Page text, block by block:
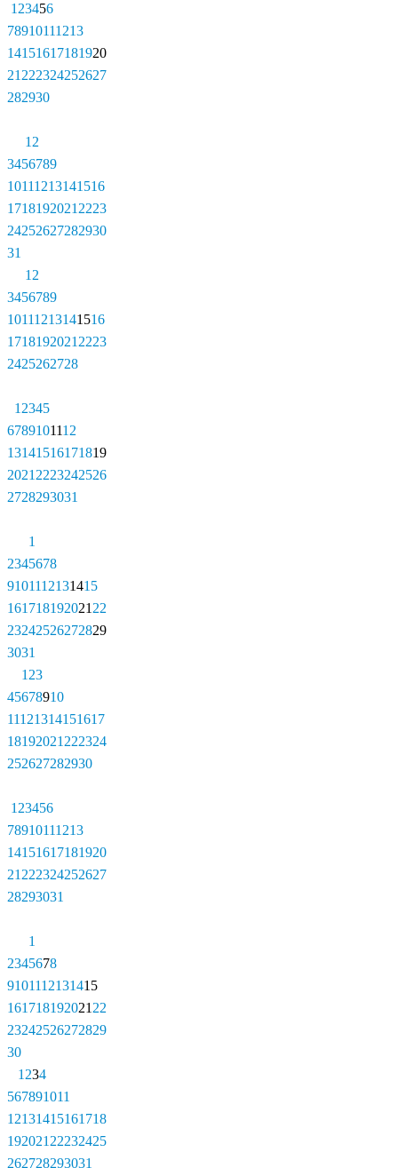
1 23456
78910111213
14151617181920
21 222324252627
282930
1 2
3456789
10111213141516
1718192021 2223
24252627282930
31
1 2
3456789
10111213141516
1718192021 2223
2425262728
1 2345
6789101112
13141516171819
2021 2223242526
2728293031
1
2345678
9101112131415
161718192021 22
23242526272829
3031
1 23
45678910
11121314151617
18192021 222324
252627282930
1 23456
78910111213
14151617181920
21 222324252627
28293031
1
2345678
9101112131415
161718192021 22
23242526272829
30
1 234
567891011
12131415161718
192021 22232425
262728293031